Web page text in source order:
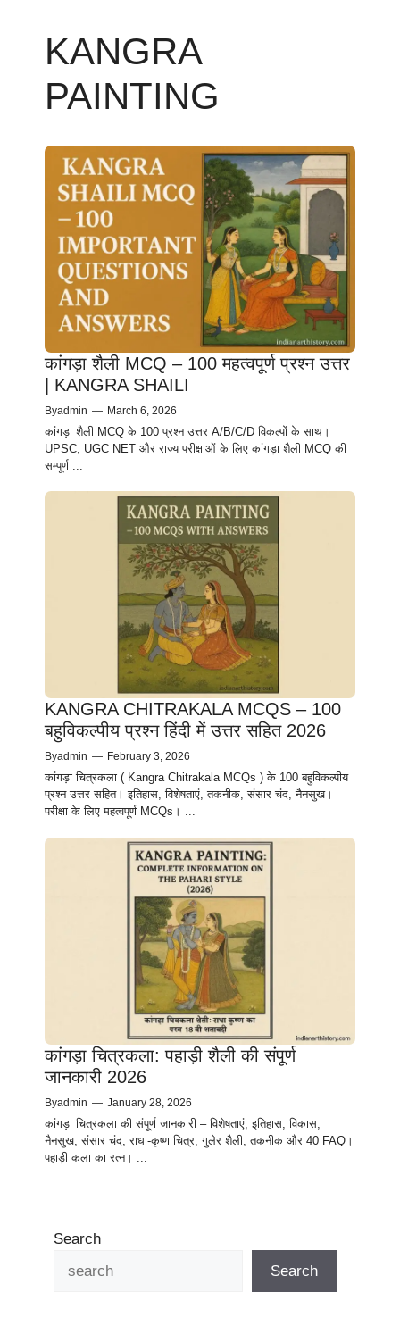
KANGRA
PAINTING
कांगड़ा शैली MCQ – 100 महत्वपूर्ण प्रश्न उत्तर
| KANGRA SHAILI
Byadmin — March 6, 2026
कांगड़ा शैली MCQ के 100 प्रश्न उत्तर A/B/C/D विकल्पों के साथ।
UPSC, UGC NET और राज्य परीक्षाओं के लिए कांगड़ा शैली MCQ की
सम्पूर्ण ...
KANGRA CHITRAKALA MCQS – 100
बहुविकल्पीय प्रश्न हिंदी में उत्तर सहित 2026
Byadmin — February 3, 2026
कांगड़ा चित्रकला ( Kangra Chitrakala MCQs ) के 100 बहुविकल्पीय
प्रश्न उत्तर सहित। इतिहास, विशेषताएं, तकनीक, संसार चंद, नैनसुख।
परीक्षा के लिए महत्वपूर्ण MCQs। ...
कांगड़ा चित्रकला: पहाड़ी शैली की संपूर्ण
जानकारी 2026
Byadmin — January 28, 2026
कांगड़ा चित्रकला की संपूर्ण जानकारी – विशेषताएं, इतिहास, विकास,
नैनसुख, संसार चंद, राधा-कृष्ण चित्र, गुलेर शैली, तकनीक और 40 FAQ।
पहाड़ी कला का रत्न। ...
Search
Search